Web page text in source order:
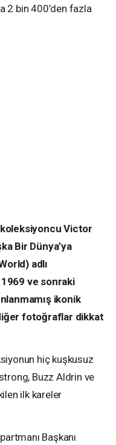
2 bin 400’den fazla
Victor
Bir Dünya’ya
adlı
1969 ve sonraki
ikonik
fotoğraflar dikkat
hiç kuşkusuz
Buzz Aldrin ve
ilk kareler
Başkanı